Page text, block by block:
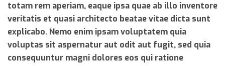
totam rem aperiam, eaque ipsa quae ab illo inventore
veritatis et quasi architecto beatae vitae dicta sunt
explicabo. Nemo enim ipsam voluptatem quia
voluptas sit aspernatur aut odit aut fugit, sed quia
consequuntur magni dolores eos qui ratione